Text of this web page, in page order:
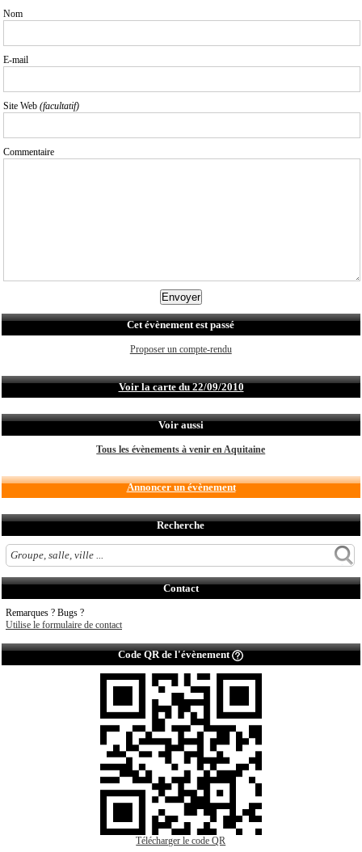
Nom
E-mail
Site Web (facultatif)
Commentaire
Cet évènement est passé
Proposer un compte-rendu
Voir la carte du 22/09/2010
Voir aussi
Tous les évènements à venir en Aquitaine
Annoncer un évènement
Recherche
Contact
Remarques ? Bugs ?
Utilise le formulaire de contact
Code QR de l'évènement
Télécharger le code QR